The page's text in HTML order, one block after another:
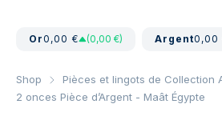
Or0,00 € (0,00 €) Argent0,00
Shop
Pièces et lingots de Collection
2 onces Pièce d’Argent - Maât Égypte